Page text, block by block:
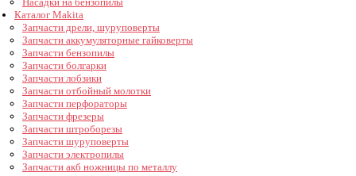
Каталог Makita
Запчасти дрели, шуруповерты
Запчасти аккумуляторные гайковерты
Запчасти бензопилы
Запчасти болгарки
Запчасти лобзики
Запчасти отбойный молотки
Запчасти перфораторы
Запчасти фрезеры
Запчасти штроборезы
Запчасти шуруповерты
Запчасти электропилы
Запчасти акб ножницы по металлу